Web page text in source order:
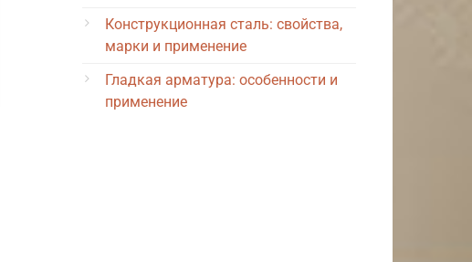
Конструкционная сталь: свойства,
марки и применение
Гладкая арматура: особенности и
применение